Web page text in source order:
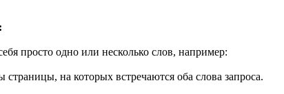
просто одно или несколько слов, например:
страницы, на которых встречаются оба слова запроса.